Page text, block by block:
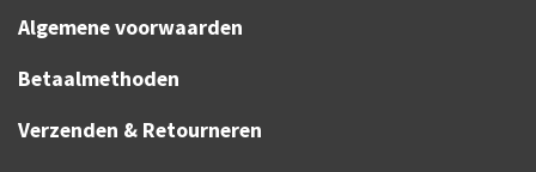
Algemene voorwaarden
Betaalmethoden
Verzenden & Retourneren